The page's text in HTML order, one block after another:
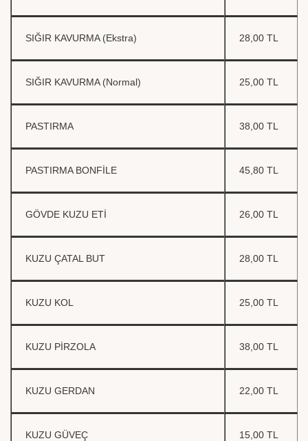
SIĞIR KAVURMA (Ekstra) 28,00 TL
SIĞIR KAVURMA (Normal) 25,00 TL
PASTIRMA 38,00 TL
PASTIRMA BONFİLE 45,80 TL
GÖVDE KUZU ETİ 26,00 TL
KUZU ÇATAL BUT 28,00 TL
KUZU KOL 25,00 TL
KUZU PİRZOLA 38,00 TL
KUZU GERDAN 22,00 TL
KUZU GÜVEÇ 15,00 TL